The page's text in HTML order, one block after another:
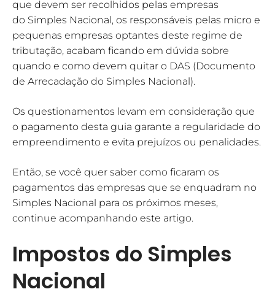
que devem ser recolhidos pelas empresas
do Simples Nacional, os responsáveis pelas micro e
pequenas empresas optantes deste regime de
tributação, acabam ficando em dúvida sobre
quando e como devem quitar o DAS (Documento
de Arrecadação do Simples Nacional).
Os questionamentos levam em consideração que
o pagamento desta guia garante a regularidade do
empreendimento e evita prejuízos ou penalidades.
Então, se você quer saber como ficaram os
pagamentos das empresas que se enquadram no
Simples Nacional para os próximos meses,
continue acompanhando este artigo.
Impostos do Simples
Nacional